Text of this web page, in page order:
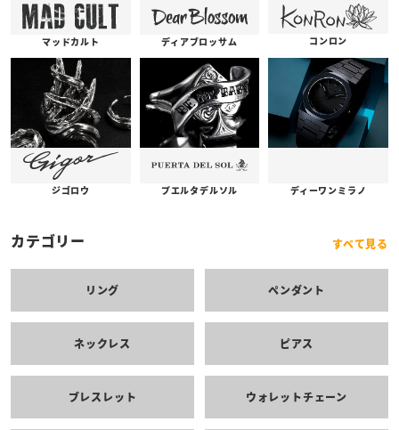
マッドカルト ディアブロッサム コンロン
ジゴロウ プエルタデルソル ディーワンミラノ
カテゴリー すべて見る
リング ペンダント
ネックレス ピアス
ブレスレット ウォレットチェーン